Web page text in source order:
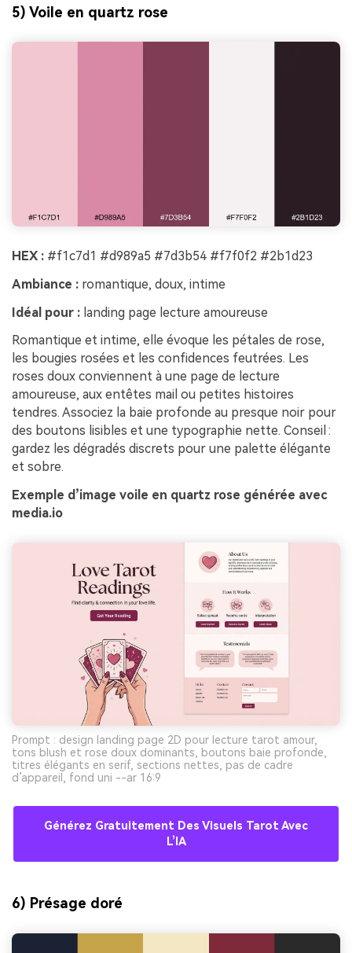
5) Voile en quartz rose
HEX : #f1c7d1 #d989a5 #7d3b54 #f7f0f2 #2b1d23
Ambiance : romantique, doux, intime
Idéal pour : landing page lecture amoureuse
Romantique et intime, elle évoque les pétales de rose,
les bougies rosées et les confidences feutrées. Les
roses doux conviennent à une page de lecture
amoureuse, aux entêtes mail ou petites histoires
tendres. Associez la baie profonde au presque noir pour
des boutons lisibles et une typographie nette. Conseil :
gardez les dégradés discrets pour une palette élégante
et sobre.
Exemple d’image voile en quartz rose générée avec
media.io
Prompt : design landing page 2D pour lecture tarot amour,
tons blush et rose doux dominants, boutons baie profonde,
titres élégants en serif, sections nettes, pas de cadre
d’appareil, fond uni --ar 16:9
Générez Gratuitement Des Visuels Tarot Avec
L’IA
6) Présage doré